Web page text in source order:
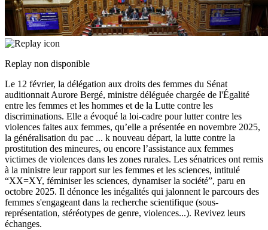
Replay non disponible
Le 12 février, la délégation aux droits des femmes du Sénat
auditionnait Aurore Bergé, ministre déléguée chargée de l'Égalité
entre les femmes et les hommes et de la Lutte contre les
discriminations. Elle a évoqué la loi-cadre pour lutter contre les
violences faites aux femmes, qu’elle a présentée en novembre 2025,
la généralisation du pac ... k nouveau départ, la lutte contre la
prostitution des mineures, ou encore l’assistance aux femmes
victimes de violences dans les zones rurales. Les sénatrices ont remis
à la ministre leur rapport sur les femmes et les sciences, intitulé
“XX=XY, féminiser les sciences, dynamiser la société”, paru en
octobre 2025. Il dénonce les inégalités qui jalonnent le parcours des
femmes s'engageant dans la recherche scientifique (sous-
représentation, stéréotypes de genre, violences...). Revivez leurs
échanges.